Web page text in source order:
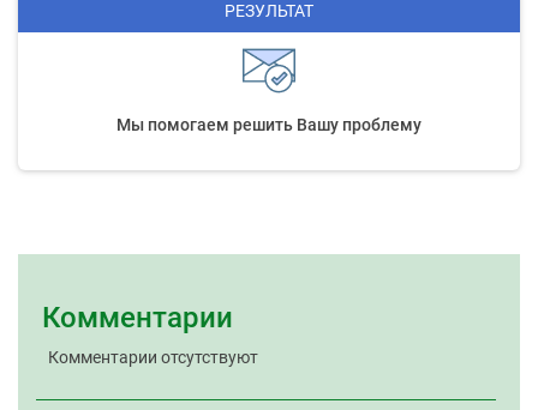
РЕЗУЛЬТАТ
Мы помогаем решить Вашу проблему
Комментарии
Комментарии отсутствуют